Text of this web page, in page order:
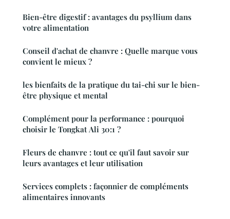
Bien-être digestif : avantages du psyllium dans
votre alimentation
Conseil d'achat de chanvre : Quelle marque vous
convient le mieux ?
les bienfaits de la pratique du tai-chi sur le bien-
être physique et mental
Complément pour la performance : pourquoi
choisir le Tongkat Ali 30:1 ?
Fleurs de chanvre : tout ce qu'il faut savoir sur
leurs avantages et leur utilisation
Services complets : façonnier de compléments
alimentaires innovants